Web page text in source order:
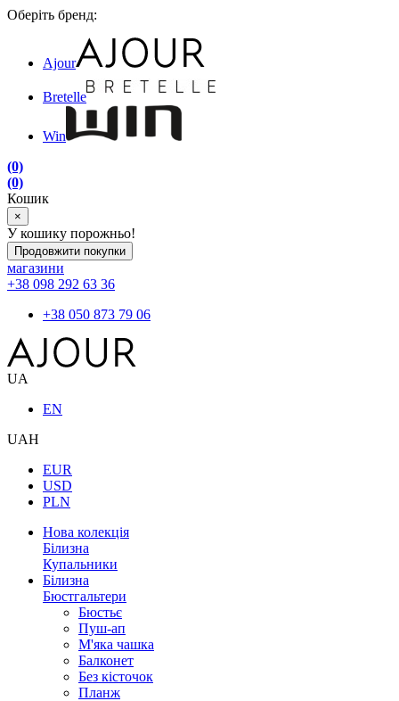
Оберіть бренд:
Ajour
Bretelle
Win
(0)
(0)
Кошик
×
У кошику порожньо!
Продовжити покупки
магазини
+38 098 292 63 36
+38 050 873 79 06
UA
EN
UAH
EUR
USD
PLN
Нова колекція
Білизна
Купальники
Білизна
Бюстгальтери
Бюстьє
Пуш-ап
М'яка чашка
Балконет
Без кісточок
Планж